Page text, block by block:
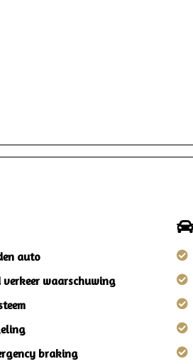
auto
verkeer waarschuwing
braking